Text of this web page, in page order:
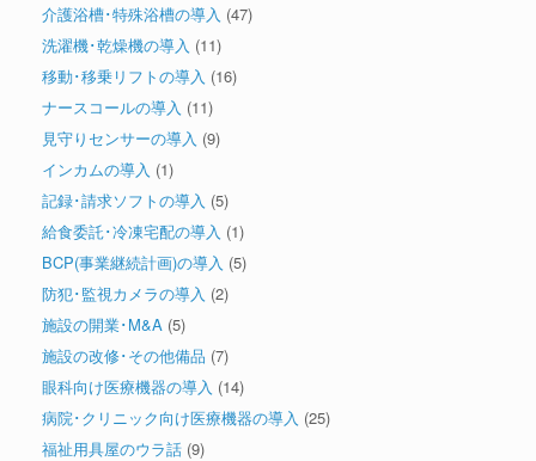
介護浴槽･特殊浴槽の導入 (47)
洗濯機･乾燥機の導入 (11)
移動･移乗リフトの導入 (16)
ナースコールの導入 (11)
見守りセンサーの導入 (9)
インカムの導入 (1)
記録･請求ソフトの導入 (5)
給食委託･冷凍宅配の導入 (1)
BCP(事業継続計画)の導入 (5)
防犯･監視カメラの導入 (2)
施設の開業･M&A (5)
施設の改修･その他備品 (7)
眼科向け医療機器の導入 (14)
病院･クリニック向け医療機器の導入 (25)
福祉用具屋のウラ話 (9)